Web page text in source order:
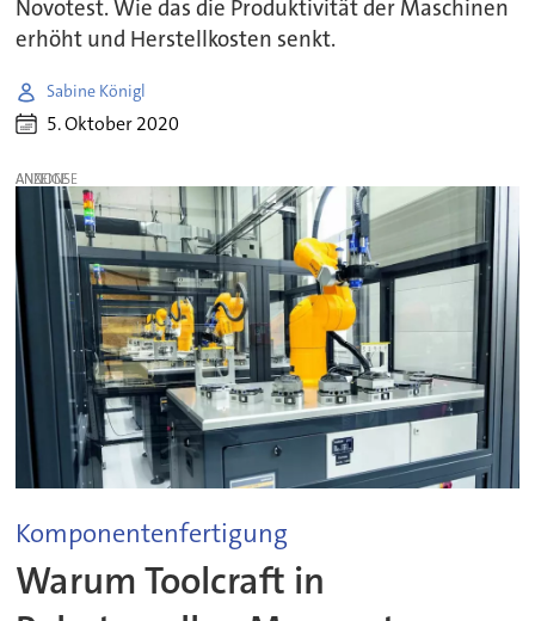
Novotest. Wie das die Produktivität der Maschinen
erhöht und Herstellkosten senkt.
Sabine Königl
5. Oktober 2020
ANZEIGE
Komponentenfertigung
Warum Toolcraft in